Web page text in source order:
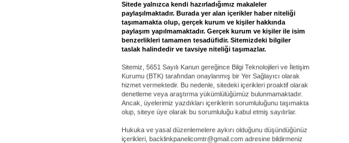
Sitede yalnızca kendi hazırladığımız makaleler
paylaşılmaktadır. Burada yer alan içerikler haber niteliği
taşımamakta olup, gerçek kurum ve kişiler hakkında
paylaşım yapılmamaktadır. Gerçek kurum ve kişiler ile isim
benzerlikleri tamamen tesadüfidir. Sitemizdeki bilgiler
taslak halindedir ve tavsiye niteliği taşımazlar.
Sitemiz, 5651 Sayılı Kanun gereğince Bilgi Teknolojileri ve İletişim
Kurumu (BTK) tarafından onaylanmış bir Yer Sağlayıcı olarak
hizmet vermektedir. Bu nedenle, sitedeki içerikleri proaktif olarak
denetleme veya araştırma yükümlülüğümüz bulunmamaktadır.
Ancak, üyelerimiz yazdıkları içeriklerin sorumluluğunu taşımakta
olup, siteye üye olarak bu sorumluluğu kabul etmiş sayılırlar.
Hukuka ve yasal düzenlemelere aykırı olduğunu düşündüğünüz
içerikleri, backlinkpanelicomtr@gmail.comadresine bildirmeniz